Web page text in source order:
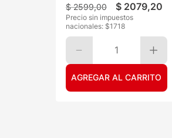
$ 2599,00 $ 2079,20
Precio sin impuestos
nacionales: $1718
1
AGREGAR AL CARRITO